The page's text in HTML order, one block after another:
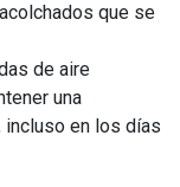
que se
de aire
una
incluso en los días